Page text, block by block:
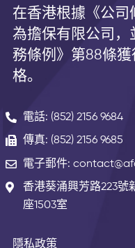
在香港根據《公司
為擔保有限公司，
務條例》第88條獲
格。
電話: (852) 2156 9684
傳真: (852) 2156 9685
電子郵件:
香港葵涌興芳路223號
座1503室
隱私政策